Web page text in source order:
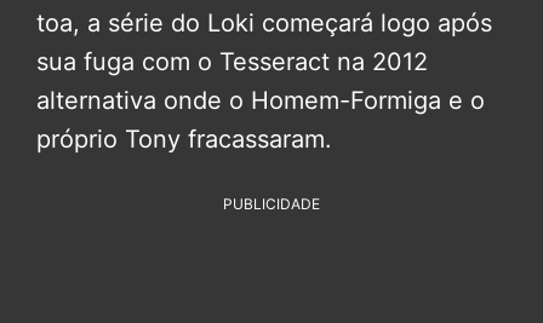
toa, a série do Loki começará logo após
sua fuga com o Tesseract na 2012
alternativa onde o Homem-Formiga e o
próprio Tony fracassaram.
PUBLICIDADE